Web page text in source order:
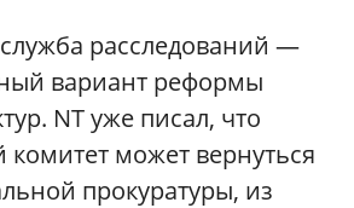
расследований —
вариант реформы
NT уже писал, что
комитет может вернуться
прокуратуры, из